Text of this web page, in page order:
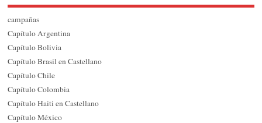
campañas
Capítulo Argentina
Capítulo Bolivia
Capítulo Brasil en Castellano
Capítulo Chile
Capítulo Colombia
Capítulo Haiti en Castellano
Capítulo México